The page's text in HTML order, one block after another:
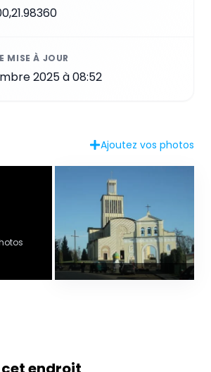
MISE À JOUR
2025 à 08:52
Ajoutez vos photos